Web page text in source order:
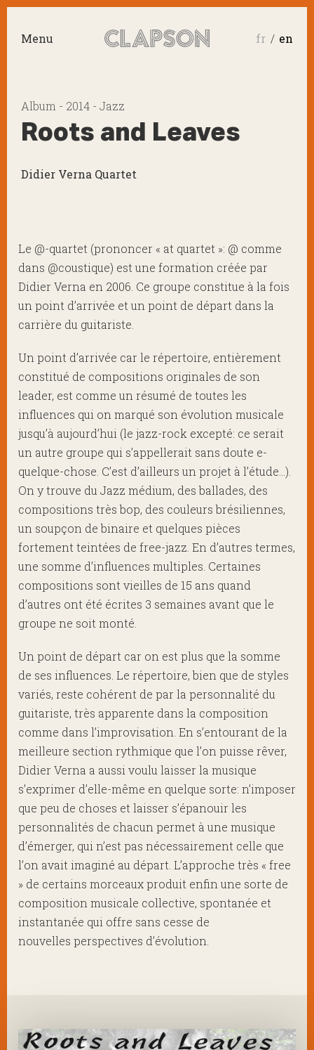
Menu fr en
Album - 2014 - Jazz
Roots and Leaves
Didier Verna Quartet
Le @-quartet (prononcer « at quartet »: @ comme
dans @coustique) est une formation créée par
Didier Verna en 2006. Ce groupe constitue à la fois
un point d’arrivée et un point de départ dans la
carrière du guitariste.
Un point d’arrivée car le répertoire, entièrement
constitué de compositions originales de son
leader, est comme un résumé de toutes les
influences qui on marqué son évolution musicale
jusqu’à aujourd’hui (le jazz-rock excepté: ce serait
un autre groupe qui s’appellerait sans doute e-
quelque-chose. C’est d’ailleurs un projet à l’étude…).
On y trouve du Jazz médium, des ballades, des
compositions très bop, des couleurs brésiliennes,
un soupçon de binaire et quelques pièces
fortement teintées de free-jazz. En d’autres termes,
une somme d’influences multiples. Certaines
compositions sont vieilles de 15 ans quand
d’autres ont été écrites 3 semaines avant que le
groupe ne soit monté.
Un point de départ car on est plus que la somme
de ses influences. Le répertoire, bien que de styles
variés, reste cohérent de par la personnalité du
guitariste, très apparente dans la composition
comme dans l’improvisation. En s’entourant de la
meilleure section rythmique que l’on puisse rêver,
Didier Verna a aussi voulu laisser la musique
s’exprimer d’elle-même en quelque sorte: n’imposer
que peu de choses et laisser s’épanouir les
personnalités de chacun permet à une musique
d’émerger, qui n’est pas nécessairement celle que
l’on avait imaginé au départ. L’approche très « free
» de certains morceaux produit enfin une sorte de
composition musicale collective, spontanée et
instantanée qui offre sans cesse de
nouvelles perspectives d’évolution.